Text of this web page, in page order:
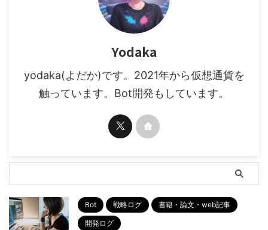
Yodaka
yodaka(よだか)です。2021年から仮想通貨を
触っています。Bot開発もしています。
Bot 戦略ログ 書籍・論文・web記事
開発ログ